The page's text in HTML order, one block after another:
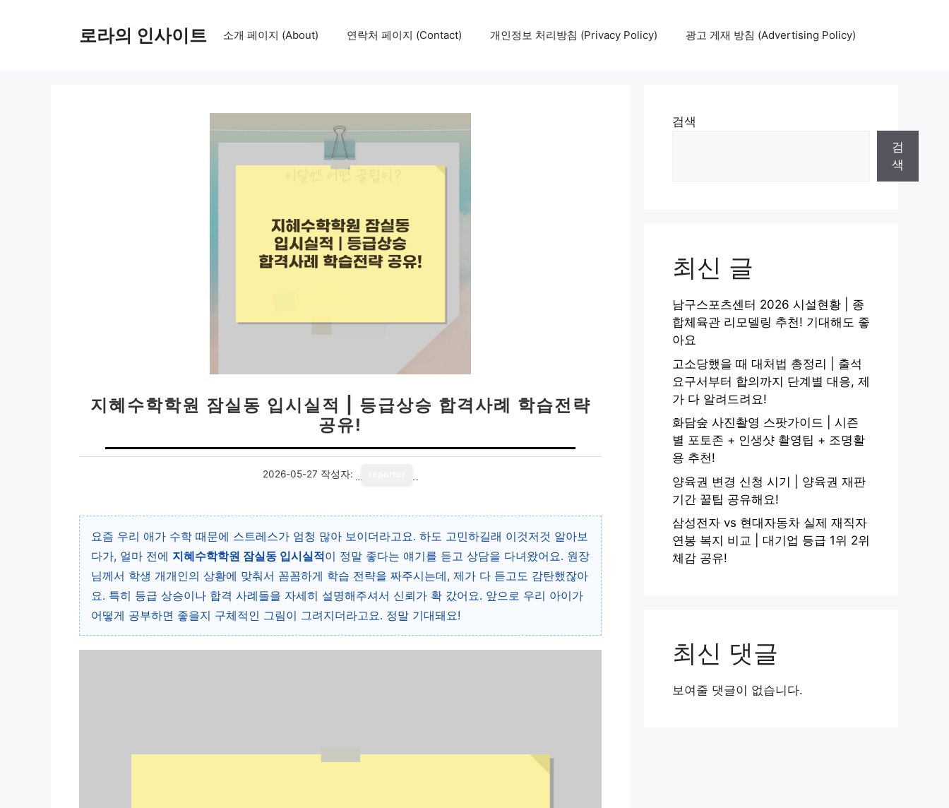
로라의 인사이트 소개 페이지 (About) 연락처 페이지 (Contact) 개인정보 처리방침 (Privacy Policy) 광고 게재 방침 (Advertising Policy)
지혜수학학원 잠실동 입시실적 | 등급상승 합격사례 학습전략
공유!
2026-05-27 작성자:
요즘 우리 애가 수학 때문에 스트레스가 엄청 많아 보이더라고요. 하도 고민하길래 이것저것 알아보
다가, 얼마 전에 지혜수학학원 잠실동 입시실적이 정말 좋다는 얘기를 듣고 상담을 다녀왔어요. 원장
님께서 학생 개개인의 상황에 맞춰서 꼼꼼하게 학습 전략을 짜주시는데, 제가 다 듣고도 감탄했잖아
요. 특히 등급 상승이나 합격 사례들을 자세히 설명해주셔서 신뢰가 확 갔어요. 앞으로 우리 아이가
어떻게 공부하면 좋을지 구체적인 그림이 그려지더라고요. 정말 기대돼요!
검색
검
색
최신 글
남구스포츠센터 2026 시설현황 | 종
합체육관 리모델링 추천! 기대해도 좋
아요
고소당했을 때 대처법 총정리 | 출석
요구서부터 합의까지 단계별 대응, 제
가 다 알려드려요!
화담숲 사진촬영 스팟가이드 | 시즌
별 포토존 + 인생샷 촬영팁 + 조명활
용 추천!
양육권 변경 신청 시기 | 양육권 재판
기간 꿀팁 공유해요!
삼성전자 vs 현대자동차 실제 재직자
연봉 복지 비교 | 대기업 등급 1위 2위
체감 공유!
최신 댓글
보여줄 댓글이 없습니다.